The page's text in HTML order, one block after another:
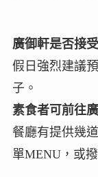
廣御軒是否接
假日強烈建議
子。
素食者可前往
餐廳有提供幾
單MENU，或